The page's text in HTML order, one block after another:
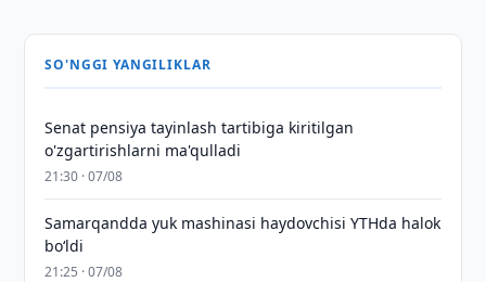
SO'NGGI YANGILIKLAR
Senat pensiya tayinlash tartibiga kiritilgan
o'zgartirishlarni ma'qulladi
21:30 · 07/08
Samarqandda yuk mashinasi haydovchisi YTHda halok
bo‘ldi
21:25 · 07/08